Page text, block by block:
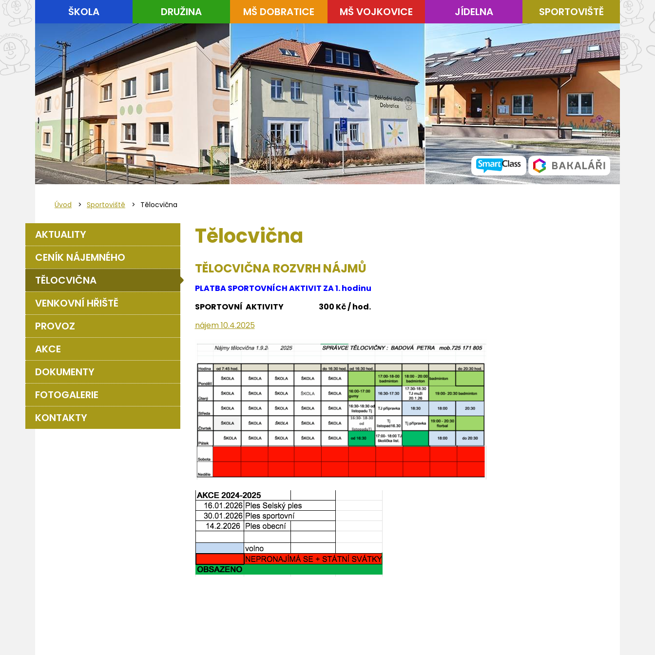
ŠKOLA DRUŽINA MŠ DOBRATICE MŠ VOJKOVICE JÍDELNA SPORTOVIŠTĚ
Úvod > Sportoviště > Tělocvična
AKTUALITY
CENÍK NÁJEMNÉHO
TĚLOCVIČNA
VENKOVNÍ HŘIŠTĚ
PROVOZ
AKCE
DOKUMENTY
FOTOGALERIE
KONTAKTY
Tělocvična
TĚLOCVIČNA ROZVRH NÁJMŮ
PLATBA SPORTOVNÍCH AKTIVIT ZA 1. hodinu
SPORTOVNÍ AKTIVITY 300 Kč / hod.
nájem 10.4.2025